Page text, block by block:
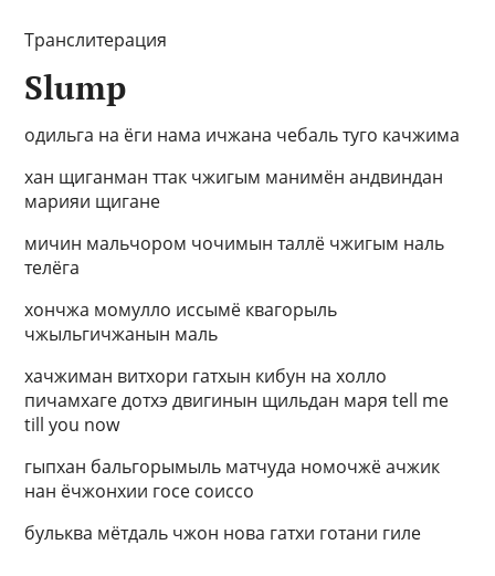
Транслитерация
Slump
одильга на ёги нама ичжана чебаль туго качжима
хан щиганман ттак чжигым манимён андвиндан
марияи щигане
мичин мальчором чочимын таллё чжигым наль
телёга
хончжа момулло иссымё квагорыль
чжыльгичжанын маль
хачжиман витхори гатхын кибун на холло
пичамхаге дотхэ двигинын щильдан маря tell me
till you now
гыпхан бальгорымыль матчуда номочжё ачжик
нан ёчжонхии госе соиссо
бульква мётдаль чжон нова гатхи готани гиле